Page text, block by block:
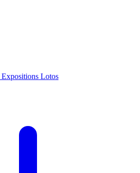
Expositions Lotos